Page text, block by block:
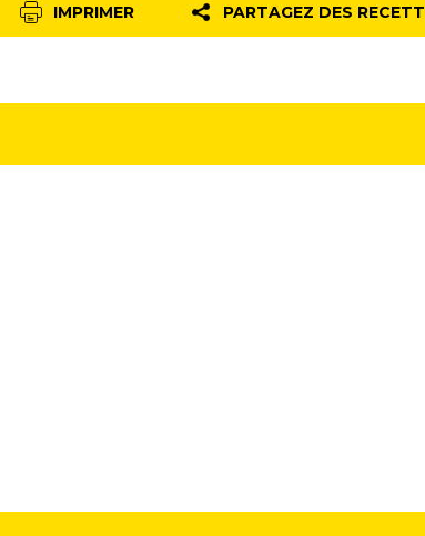
IMPRIMER PARTAGEZ DES